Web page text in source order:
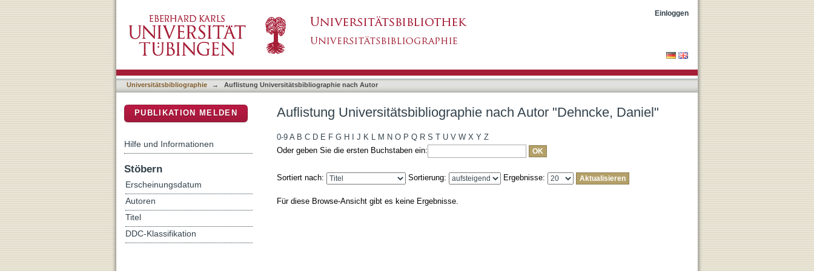
Einloggen
Universitätsbibliographie → Auflistung Universitätsbibliographie nach Autor
Auflistung Universitätsbibliographie nach Autor "Dehncke, Daniel"
0-9 A B C D E F G H J K L M N O P Q R S T U V W X Y Z
Oder geben Sie die ersten Buchstaben ein:
Sortiert nach: Sortierung: Ergebnisse:
Für diese Browse-Ansicht gibt es keine Ergebnisse.
PUBLIKATION MELDEN
Hilfe und Informationen
Stöbern
Erscheinungsdatum
Autoren
Titel
DDC-Klassifikation